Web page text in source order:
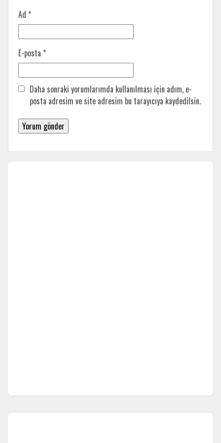
Ad *
E-posta *
Daha sonraki yorumlarımda kullanılması için adım, e-
posta adresim ve site adresim bu tarayıcıya kaydedilsin.